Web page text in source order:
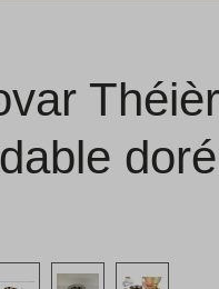
doré
d'images